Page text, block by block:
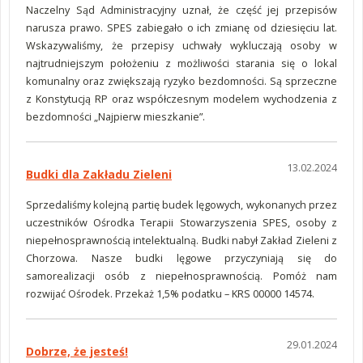
Naczelny Sąd Administracyjny uznał, że część jej przepisów
narusza prawo. SPES zabiegało o ich zmianę od dziesięciu lat.
Wskazywaliśmy, że przepisy uchwały wykluczają osoby w
najtrudniejszym położeniu z możliwości starania się o lokal
komunalny oraz zwiększają ryzyko bezdomności. Są sprzeczne
z Konstytucją RP oraz współczesnym modelem wychodzenia z
bezdomności „Najpierw mieszkanie”.
13.02.2024
Budki dla Zakładu Zieleni
Sprzedaliśmy kolejną partię budek lęgowych, wykonanych przez
uczestników Ośrodka Terapii Stowarzyszenia SPES, osoby z
niepełnosprawnością intelektualną. Budki nabył Zakład Zieleni z
Chorzowa. Nasze budki lęgowe przyczyniają się do
samorealizacji osób z niepełnosprawnością. Pomóż nam
rozwijać Ośrodek. Przekaż 1,5% podatku – KRS 00000 14574.
29.01.2024
Dobrze, że jesteś!